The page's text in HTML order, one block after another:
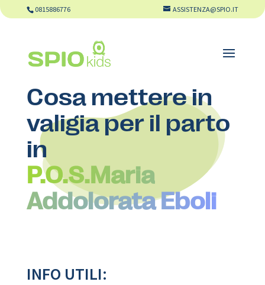
0815886776 ASSISTENZA@SPIO.IT
Cosa mettere in
valigia per il parto
in
P.O.S.Maria
Addolorata Eboli
INFO UTILI: